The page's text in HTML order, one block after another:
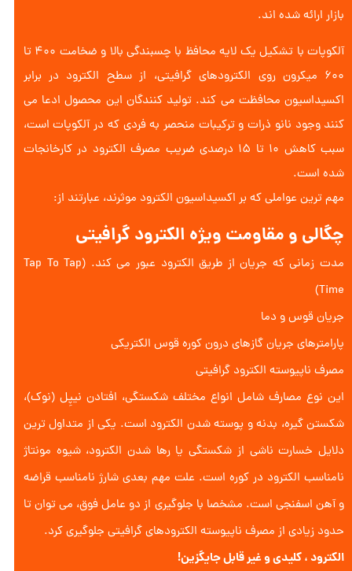
بازار ارائه شده اند.
چگالی و مقاومت ویژه الکترود گرافیتی
مدت زمانی که جریان از طریق الکترود عبور می کند. (Tap To Tap
Time)
جریان قوس و دما
پارامترهای جریان گازهای درون کوره قوس الکتریکی
مصرف ناپیوسته الکترود گرافیتی
این نوع مصارف شامل انواع مختلف شکستگی، افتادن نیپِل (نوک)،
شکستن گیره، بدنه و پوسته شدن الکترود است. یکی از متداول ترین
دلایل خسارت ناشی از شکستگی یا رها شدن الکترود، شیوه مونتاژ
نامناسب الکترود در کوره است. علت مهم بعدی شارژ نامناسب قراضه
و آهن اسفنجی است. مشخصا با جلوگیری از دو عامل فوق، می توان تا
حدود زیادی از مصرف ناپیوسته الکترودهای گرافیتی جلوگیری کرد.
الکترود ، کلیدی و غیر قابل جایگزین!
آلکوپات با تشکیل یک لایه محافظ با چسبندگی بالا و ضخامت ۴۰۰ تا
۶۰۰ میکرون روی الکترودهای گرافیتی، از سطح الکترود در برابر
اکسیداسیون محافظت می کند. تولید کنندگان این محصول ادعا می
کنند وجود نانو ذرات و ترکیبات منحصر به فردی که در آلکوپات است،
سبب کاهش 10 تا 15 درصدی ضریب مصرف الکترود در کارخانجات
شده است.
مهم ترین عواملی که بر اکسیداسیون الکترود موثرند، عبارتند از:​​​​​​​​​​​​​​